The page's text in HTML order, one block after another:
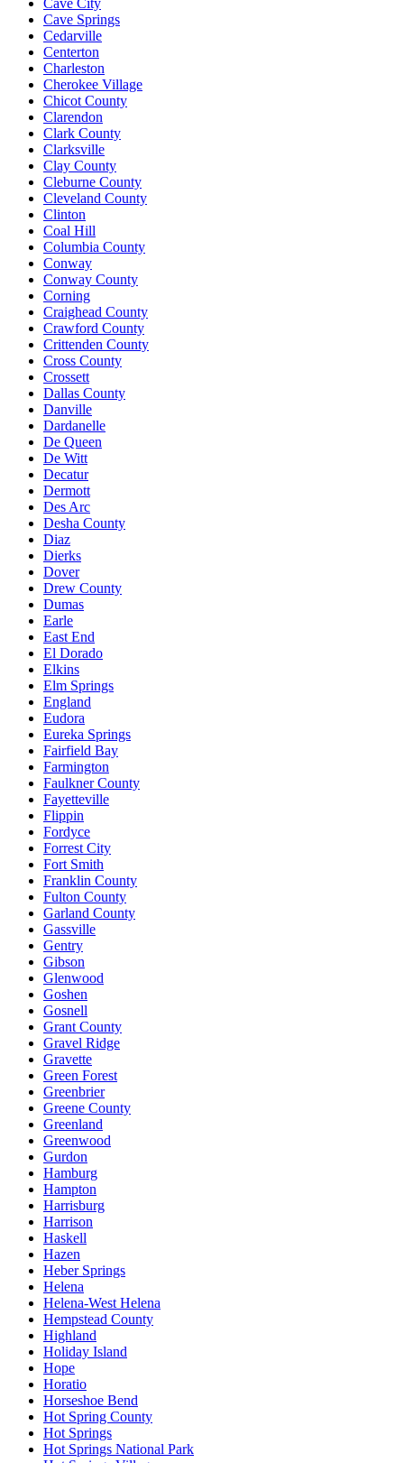
Cave Springs
Cedarville
Centerton
Charleston
Cherokee Village
Chicot County
Clarendon
Clark County
Clarksville
Clay County
Cleburne County
Cleveland County
Clinton
Coal Hill
Columbia County
Conway
Conway County
Corning
Craighead County
Crawford County
Crittenden County
Cross County
Crossett
Dallas County
Danville
Dardanelle
De Queen
De Witt
Decatur
Dermott
Des Arc
Desha County
Diaz
Dierks
Dover
Drew County
Dumas
Earle
East End
El Dorado
Elkins
Elm Springs
England
Eudora
Eureka Springs
Fairfield Bay
Farmington
Faulkner County
Fayetteville
Flippin
Fordyce
Forrest City
Fort Smith
Franklin County
Fulton County
Garland County
Gassville
Gentry
Gibson
Glenwood
Goshen
Gosnell
Grant County
Gravel Ridge
Gravette
Green Forest
Greenbrier
Greene County
Greenland
Greenwood
Gurdon
Hamburg
Hampton
Harrisburg
Harrison
Haskell
Hazen
Heber Springs
Helena
Helena-West Helena
Hempstead County
Highland
Holiday Island
Hope
Horatio
Horseshoe Bend
Hot Spring County
Hot Springs
Hot Springs National Park